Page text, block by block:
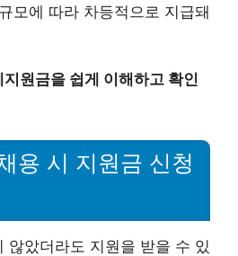
모에 따라 차등적으로 지급돼
원금을 쉽게 이해하고 확인
용 시 지원금 신청
않았더라도 지원을 받을 수 있